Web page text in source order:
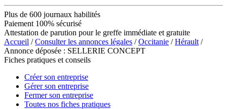
Plus de 600 journaux habilités
Paiement 100% sécurisé
Attestation de parution pour le greffe immédiate et gratuite
Accueil /Consulter les annonces légales /Occitanie /Hérault /
Annonce déposée : SELLERIE CONCEPT
Fiches pratiques et conseils
Créer son entreprise
Gérer son entreprise
Fermer son entreprise
Toutes nos fiches pratiques